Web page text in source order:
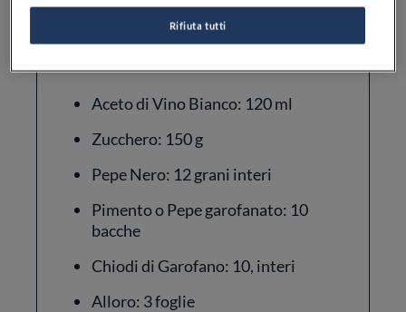
Ingredienti
Aceto di Vino Bianco: 120 ml
Zucchero: 150 g
Pepe Nero: 12 grani interi
Pimento o Pepe garofanato: 10
bacche
Chiodi di Garofano: 10, interi
Alloro: 3 foglie
Rifiuta tutti